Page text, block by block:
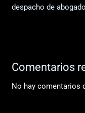
despacho de
Comentarios
No hay comentarios